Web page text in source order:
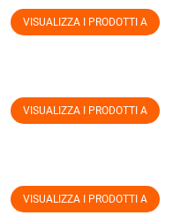
VISUALIZZA I PRODOTTI A
VISUALIZZA I PRODOTTI A
VISUALIZZA I PRODOTTI A